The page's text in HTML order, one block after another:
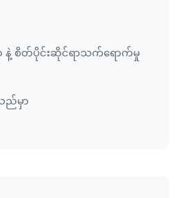
နဲ့ စိတ်ပိုင်းဆိုင်ရာသက်ရောက်မှု
ည်မှာ